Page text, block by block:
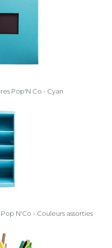
Pop'N Co - Cyan
N'Co - Couleurs assorties